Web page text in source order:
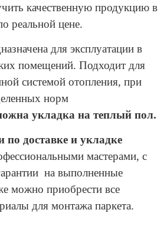
качественную продукцию в
реальной цене.
для эксплуатации в
помещений. Подходит для
системой отопления, при
норм
укладка на теплый пол.
по доставке и укладке
мастерами, с
на выполненные
можно приобрести все
для монтажа паркета.